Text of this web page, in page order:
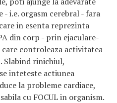
i.e. orgasm cerebral - fara
in esenta reprezinta
din corp - prin ejaculare-
controleaza activitatea
rinichiul,
inteteste actiunea
la probleme cardiace,
cu FOCUL in organism.